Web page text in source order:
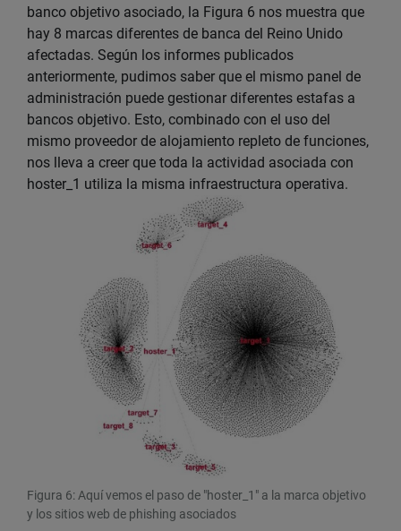
banco objetivo asociado, la Figura 6 nos muestra que
hay 8 marcas diferentes de banca del Reino Unido
afectadas. Según los informes publicados
anteriormente, pudimos saber que el mismo panel de
administración puede gestionar diferentes estafas a
bancos objetivo. Esto, combinado con el uso del
mismo proveedor de alojamiento repleto de funciones,
nos lleva a creer que toda la actividad asociada con
hoster_1 utiliza la misma infraestructura operativa.
Figura 6: Aquí vemos el paso de "hoster_1" a la marca objetivo
y los sitios web de phishing asociados